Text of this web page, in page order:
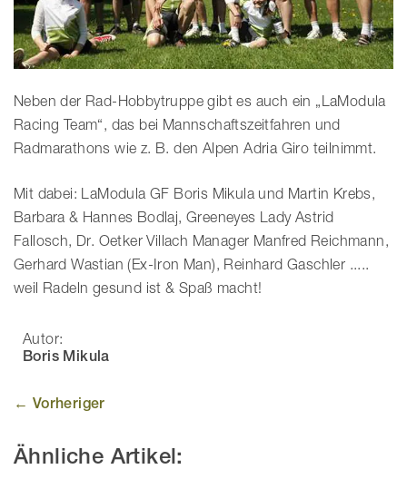
Neben der Rad-Hobbytruppe gibt es auch ein „LaModula
Racing Team“, das bei Mannschaftszeitfahren und
Radmarathons wie z. B. den Alpen Adria Giro teilnimmt.
Mit dabei: LaModula GF Boris Mikula und Martin Krebs,
Barbara & Hannes Bodlaj, Greeneyes Lady Astrid
Fallosch, Dr. Oetker Villach Manager Manfred Reichmann,
Gerhard Wastian (Ex-Iron Man), Reinhard Gaschler .....
weil Radeln gesund ist & Spaß macht!
Autor:
Boris Mikula
← Vorheriger
Ähnliche Artikel: